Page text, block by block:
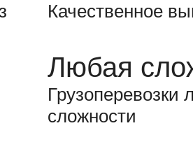
Качественное
Любая
Грузоперевозки
сложности